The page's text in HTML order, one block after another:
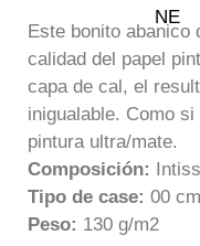
Este bonito abanico
calidad del papel
capa de cal, el
inigualable. Como
pintura ultra/mate.
Composición:
Tipo de case: 00 cm
Peso: 130 g/m2